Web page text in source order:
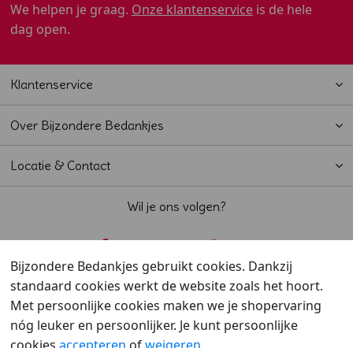
We helpen je graag. Onze klantenserviceis de hele
dag open.
Klantenservice
Over Bijzondere Bedankjes
Locatie & Contact
Wil je ons volgen?
Bijzondere Bedankjes gebruikt cookies. Dankzij
standaard cookies werkt de website zoals het hoort.
Met persoonlijke cookies maken we je shopervaring
nóg leuker en persoonlijker. Je kunt persoonlijke